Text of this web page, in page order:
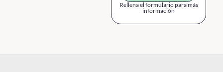
Rellena el formulario para más
información